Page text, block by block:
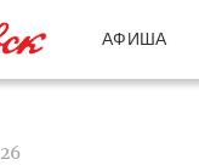
АФИША